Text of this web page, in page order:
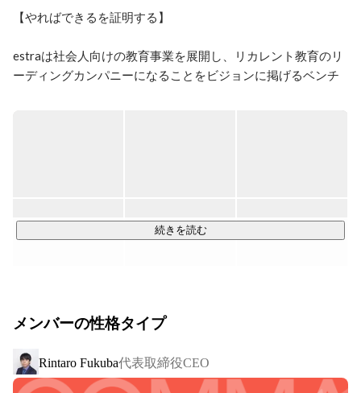
【やればできるを証明する】
estraは社会人向けの教育事業を展開し、リカレント教育のリ
ーディングカンパニーになることをビジョンに掲げるベンチ
エンジニアを志す人は多い一方で、未経験者を採用し開発を
発事業だけやれば良いではなく、教育と開発どちらも行い、
■ 事業内容
続きを読む
メンバーの性格タイプ
Rintaro Fukuba代表取締役CEO